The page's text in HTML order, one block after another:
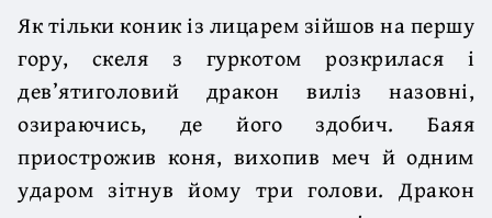
Як тільки коник із лицарем зійшов на першу
гору, скеля з гуркотом розкрилася і
дев’ятиголовий дракон виліз назовні,
озираючись, де його здобич. Баяя
приострожив коня, вихопив меч й одним
ударом зітнув йому три голови. Дракон